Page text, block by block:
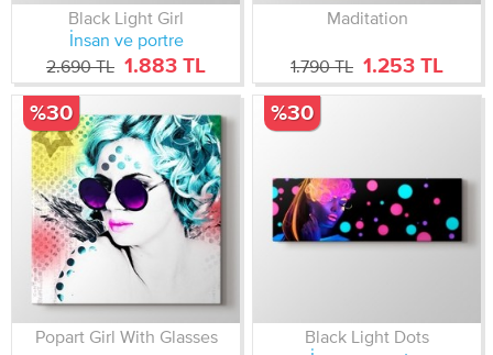
Black Light Girl
İnsan ve portre
2.690 TL 1.883 TL
Maditation
1.790 TL 1.253 TL
Popart Girl With Glasses
%30
Black Light Dots
%30